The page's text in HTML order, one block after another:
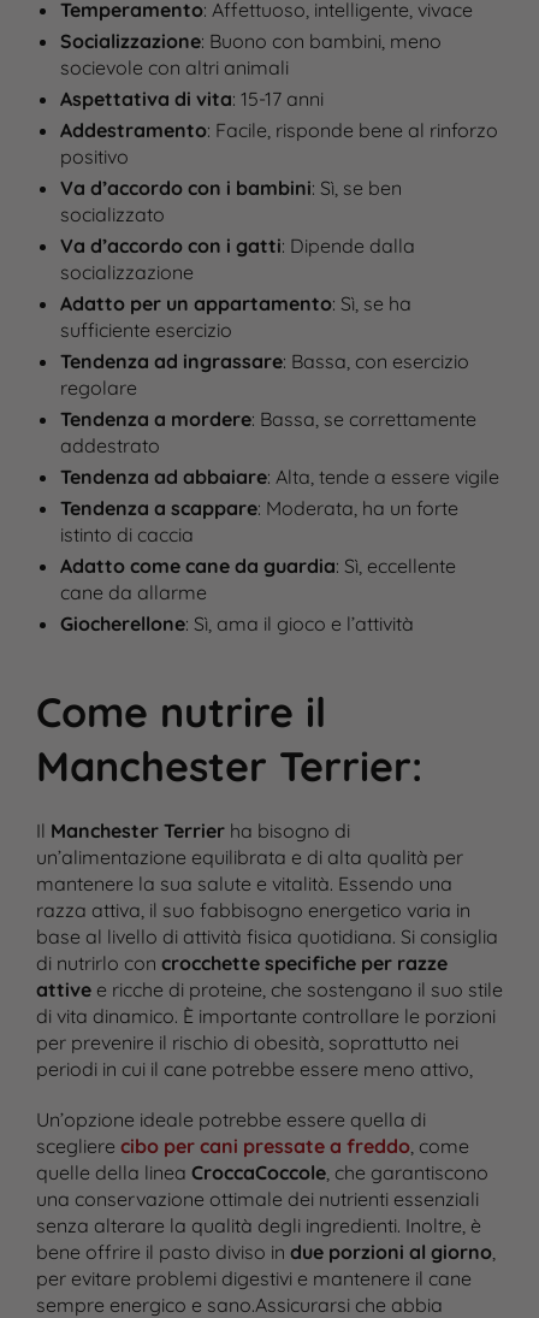
Temperamento: Affettuoso, intelligente, vivace​
Socializzazione: Buono con bambini, meno
socievole con altri animali​
Aspettativa di vita: 15-17 anni​
Addestramento: Facile, risponde bene al rinforzo
positivo
Va d’accordo con i bambini: Sì, se ben
socializzato​
Va d’accordo con i gatti: Dipende dalla
socializzazione​
Adatto per un appartamento: Sì, se ha
sufficiente esercizio​
Tendenza ad ingrassare: Bassa, con esercizio
regolare​
Tendenza a mordere: Bassa, se correttamente
addestrato​
Tendenza ad abbaiare: Alta, tende a essere vigile​
Tendenza a scappare: Moderata, ha un forte
istinto di caccia​
Adatto come cane da guardia: Sì, eccellente
cane da allarme​
Giocherellone: Sì, ama il gioco e l’attività​
Come nutrire il
Manchester Terrier:
Il Manchester Terrierha bisogno di
un’alimentazione equilibrata e di alta qualità per
mantenere la sua salute e vitalità. Essendo una
razza attiva, il suo fabbisogno energetico varia in
base al livello di attività fisica quotidiana. Si consiglia
di nutrirlo con crocchette specifiche per razze
attivee ricche di proteine, che sostengano il suo stile
di vita dinamico. È importante controllare le porzioni
per prevenire il rischio di obesità, soprattutto nei
periodi in cui il cane potrebbe essere meno attivo,
Un’opzione ideale potrebbe essere quella di
scegliere cibo per cani pressate a freddo, come
quelle della linea CroccaCoccole, che garantiscono
una conservazione ottimale dei nutrienti essenziali
senza alterare la qualità degli ingredienti. Inoltre, è
bene offrire il pasto diviso in due porzioni al giorno,
per evitare problemi digestivi e mantenere il cane
sempre energico e sano​.Assicurarsi che abbia